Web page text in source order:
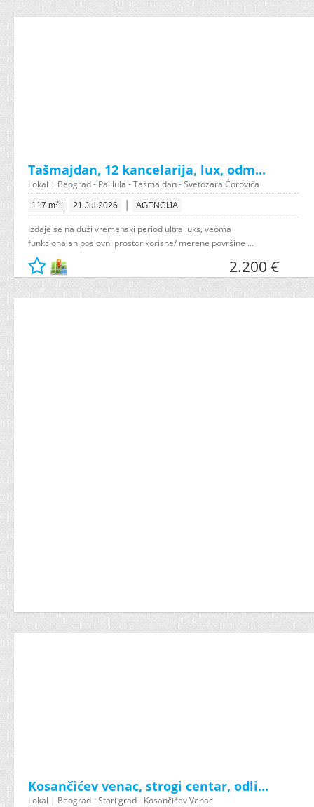
Tašmajdan, 12 kancelarija, lux, odm...
Lokal | Beograd - Palilula - Tašmajdan - Svetozara Ćorovića
117 m2 21 Jul 2026 | AGENCIJA
Izdaje se na duži vremenski period ultra luks, veoma
funkcionalan poslovni prostor korisne/ merene površine ...
2.200 €
Kosančićev venac, strogi centar, odli...
Lokal | Beograd - Stari grad - Kosančićev Venac